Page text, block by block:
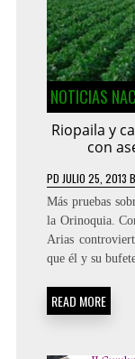
NOTICIAS
Riopaila y
con
PD JULIO 25, 2013
Más pruebas
la Orinoquia.
Arias
que él y su
READ MORE